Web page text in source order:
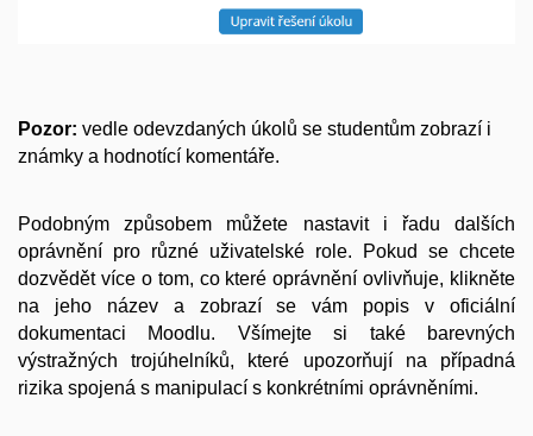
Pozor: vedle odevzdaných úkolů se studentům zobrazí i
známky a hodnotící komentáře.
Podobným způsobem můžete nastavit i řadu dalších
oprávnění pro různé uživatelské role. Pokud se chcete
dozvědět více o tom, co které oprávnění ovlivňuje, klikněte
na jeho název a zobrazí se vám popis v oficiální
dokumentaci Moodlu. Všímejte si také barevných
výstražných trojúhelníků, které upozorňují na případná
rizika spojená s manipulací s konkrétními oprávněními.